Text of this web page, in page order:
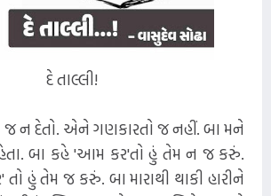
દે તાલ્લી!
જ ન દેતો. એને ગણકારતો જ નહીં. બા મને
બા કહે 'આમ કર'તો હું તેમ ન જ કરું.
હું તેમ જ કરું. બા મારાથી થાકી હારીને